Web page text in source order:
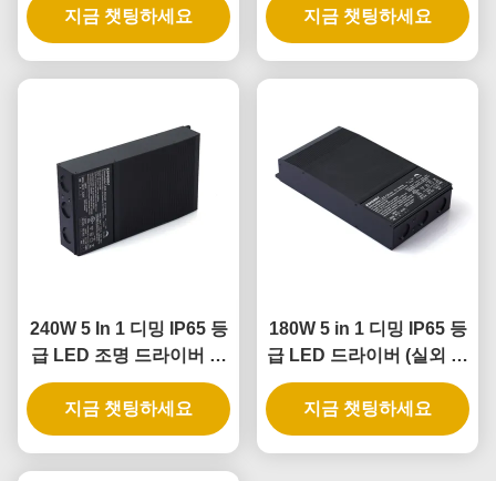
압기
지금 챗팅하세요
력 전력
지금 챗팅하세요
240W 5 In 1 디밍 IP65 등
급 LED 조명 드라이버 및
디밍 가능한 LED 전원 공
급 장치
지금 챗팅하세요
180W 5 in 1 디밍 IP65 등
급 LED 드라이버 (실외 및
실내 조명 적용 분야)
지금 챗팅하세요